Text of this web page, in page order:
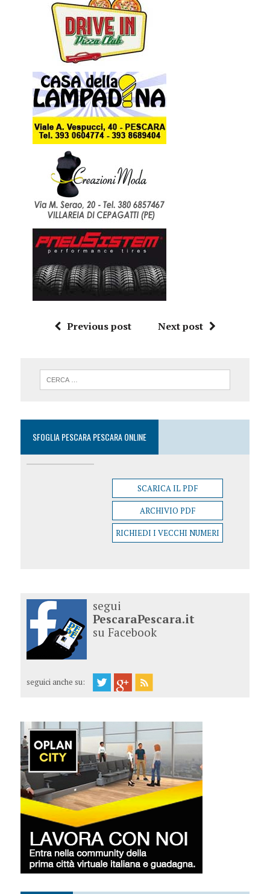
Previous post Next post
SFOGLIA PESCARA PESCARA ONLINE
SCARICA IL PDF
ARCHIVIO PDF
RICHIEDI I VECCHI NUMERI
segui
PescaraPescara.it
su Facebook
seguici anche su: